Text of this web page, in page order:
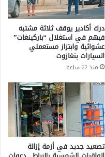
درك أكادير يوقف ثلاثة مشتبه
فيهم في استغلال “باركينغات”
عشوائية وابتزاز مستعملي
السيارات بتغازوت
منذ 22 ساعة
تصعيد جديد في أزمة إزالة